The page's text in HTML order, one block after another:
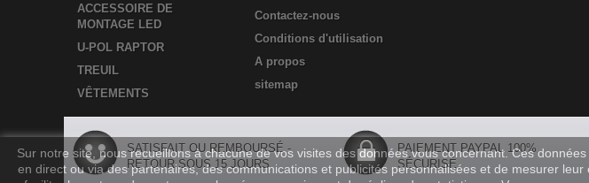
ACCESSOIRE DE
MONTAGE LED
U-POL RAPTOR
TREUIL
VÊTEMENTS
Contactez-nous
Conditions d'utilisation
A propos
sitemap
SATISFAIT OU REMBOURSÉ -
RETOUR SOUS 15 JOURS
PAIEMENT PAYPAL 100%
SÉCURISÉ
Sur notre site, nous recueillons à chacune de vos visites des données vous concernant. Ces
en direct ou via des partenaires, des communications et publicités personnalisées et de mesurer